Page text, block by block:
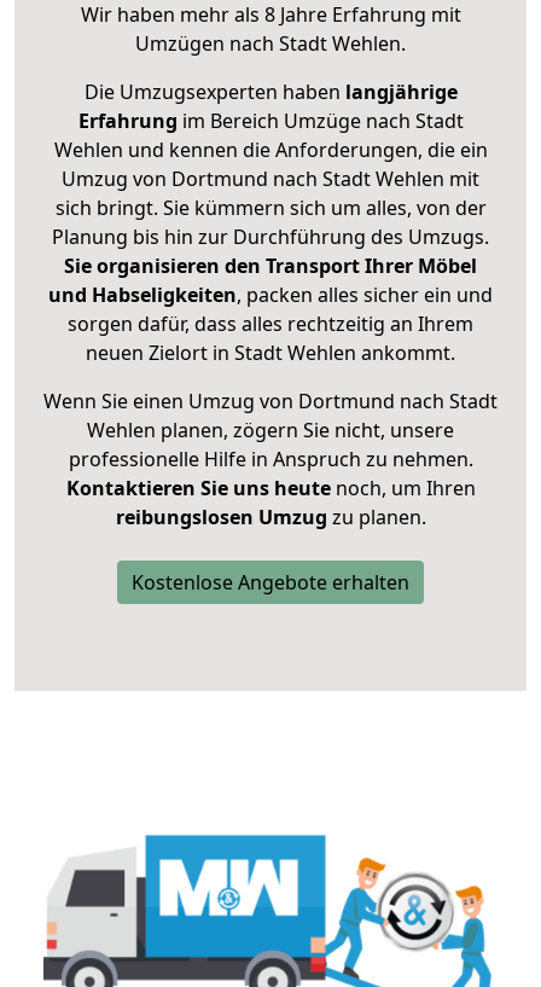
Wir haben mehr als 8 Jahre Erfahrung mit
Umzügen nach Stadt Wehlen.
Die Umzugsexperten haben langjährige
Erfahrung im Bereich Umzüge nach Stadt
Wehlen und kennen die Anforderungen, die ein
Umzug von Dortmund nach Stadt Wehlen mit
sich bringt. Sie kümmern sich um alles, von der
Planung bis hin zur Durchführung des Umzugs.
Sie organisieren den Transport Ihrer Möbel
und Habseligkeiten, packen alles sicher ein und
sorgen dafür, dass alles rechtzeitig an Ihrem
neuen Zielort in Stadt Wehlen ankommt.
Wenn Sie einen Umzug von Dortmund nach Stadt
Wehlen planen, zögern Sie nicht, unsere
professionelle Hilfe in Anspruch zu nehmen.
Kontaktieren Sie uns heutenoch, um Ihren
reibungslosen Umzug zu planen.
Kostenlose Angebote erhalten